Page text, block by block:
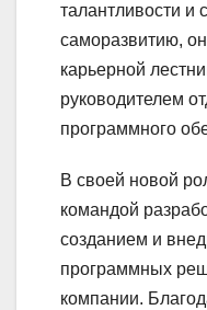
талантливости и
саморазвитию,
карьерной
руководителем
программного
В своей новой
командой
созданием и
программных
компании.